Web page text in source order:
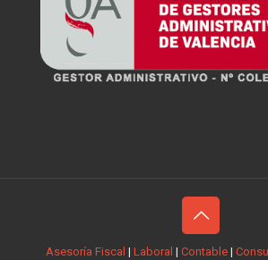
Asesoría Fiscal | Laboral | Contable |